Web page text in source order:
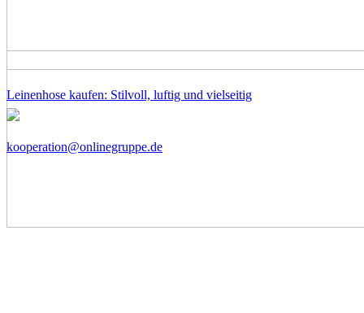
Leinenhose kaufen: Stilvoll, luftig und vielseitig
kooperation@onlinegruppe.de